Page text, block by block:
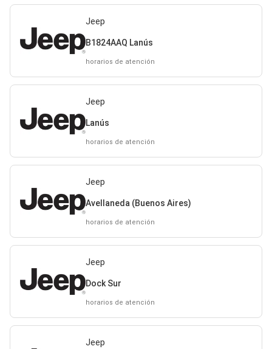
Jeep
B1824AAQ Lanús
horarios de atención
Jeep
Lanús
horarios de atención
Jeep
Avellaneda (Buenos Aires)
horarios de atención
Jeep
Dock Sur
horarios de atención
Jeep